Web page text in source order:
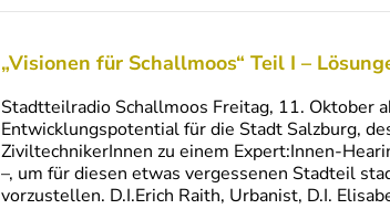
„Visionen für Schallmoos“ Teil I –
Stadtteilradio Schallmoos Freitag, 11. Oktober
Entwicklungspotential für die Stadt Salzburg,
ZiviltechnikerInnen zu einem Expert:Innen-
–, um für diesen etwas vergessenen Stadteil
vorzustellen. D.I.Erich Raith, Urbanist, D.I.